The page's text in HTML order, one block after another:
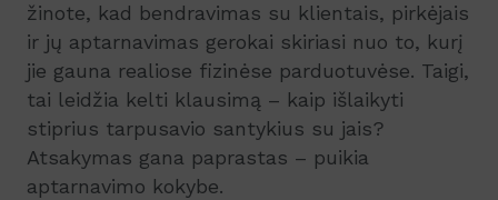
žinote, kad bendravimas su klientais, pirkėjais
ir jų aptarnavimas gerokai skiriasi nuo to, kurį
jie gauna realiose fizinėse parduotuvėse. Taigi,
tai leidžia kelti klausimą – kaip išlaikyti
stiprius tarpusavio santykius su jais?
Atsakymas gana paprastas – puikia
aptarnavimo kokybe.